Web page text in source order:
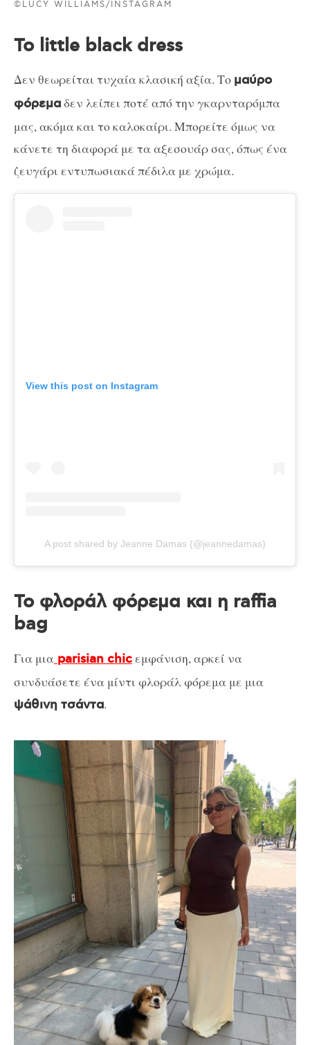
©LUCY WILLIAMS/INSTAGRAM
Το little black dress
Δεν θεωρείται τυχαία κλασική αξία. Το μαύρο
φόρεμαδεν λείπει ποτέ από την γκαρνταρόμπα
μας, ακόμα και το καλοκαίρι. Μπορείτε όμως να
κάνετε τη διαφορά με τα αξεσουάρ σας, όπως ένα
ζευγάρι εντυπωσιακά πέδιλα με χρώμα.
View this post on Instagram
A post shared by Jeanne Damas (@jeannedamas)
Το φλοράλ φόρεμα και η raffia
bag
Για μια parisian chicεμφάνιση, αρκεί να
συνδυάσετε ένα μίντι φλοράλ φόρεμα με μια
ψάθινη τσάντα.